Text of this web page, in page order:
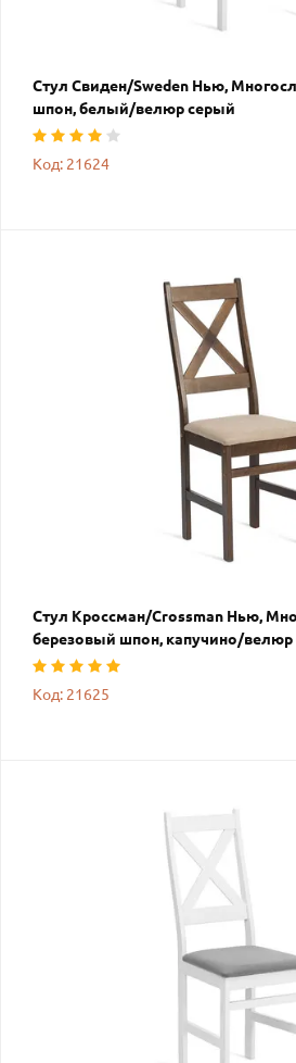
Стул Свиден/Sweden Нью,
шпон, белый/велюр серый
Код: 21624
Стул Кроссман/Crossman Нью,
березовый шпон, капучино/
Код: 21625